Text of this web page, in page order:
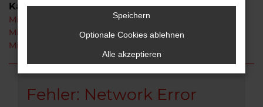
Kategorie
Mitsubishi Eclipse Cross Nidda
Mitsubishi Eclipse Cross Tageszulassung Nidda
Mitsubishi Eclipse Cross Neuwagen Nidda
Fehler: Network Error
Speichern
Optionale Cookies ablehnen
Alle akzeptieren